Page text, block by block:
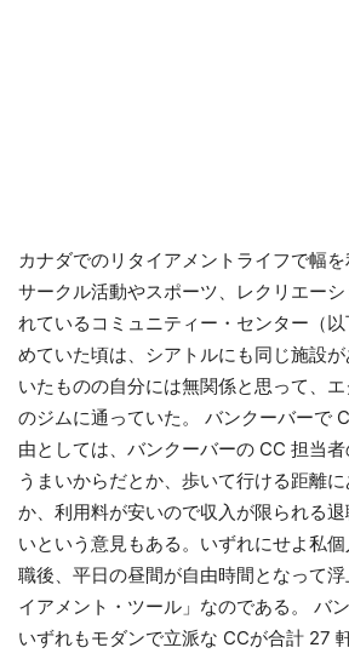
カナダでのリタイアメントライフで幅を
サークル活動やスポーツ、レクリエー
れているコミュニティー・センター（
めていた頃は、シアトルにも同じ施設
いたものの自分には無関係と思って、
のジムに通っていた。 バンクーバーで
由としては、バンクーバーの CC 担当
うまいからだとか、歩いて行ける距離
か、利用料が安いので収入が限られる
いという意見もある。いずれにせよ私
職後、平日の昼間が自由時間となって
イアメント・ツール」なのである。 バ
いずれもモダンで立派な CCが合計 27